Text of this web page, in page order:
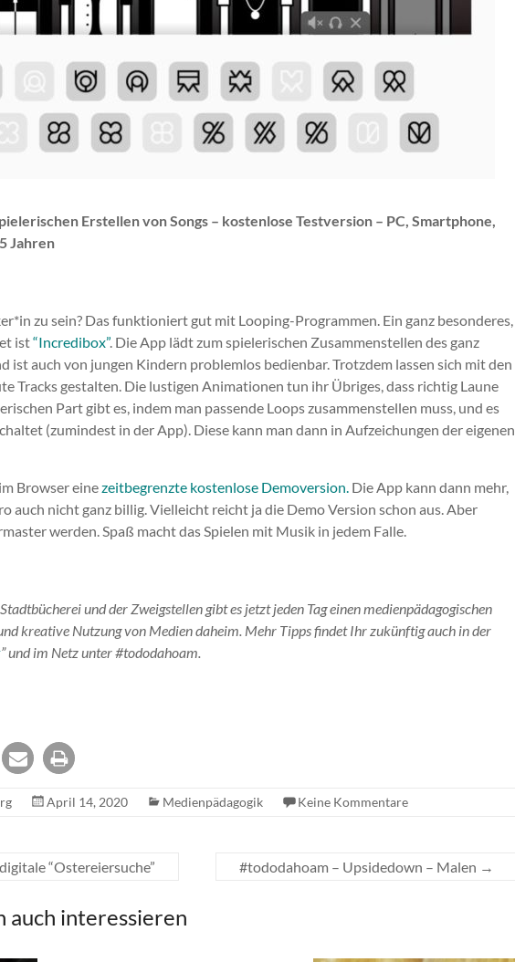
Erstellen von Songs – kostenlose Testversion – PC, Smartphone,
Jahren
zu sein? Das funktioniert gut mit Looping-Programmen. Ein ganz besonderes,
ist“Incredibox”. Die App lädt zum spielerischen Zusammenstellen des ganz
ist auch von jungen Kindern problemlos bedienbar. Trotzdem lassen sich mit den
Tracks gestalten. Die lustigen Animationen tun ihr Übriges, dass richtig Laune
Part gibt es, indem man passende Loops zusammenstellen muss, und es
(zumindest in der App). Diese kann man dann in Aufzeichungen der eigenen
Browser einezeitbegrenzte kostenlose Demoversion. Die App kann dann mehr,
auch nicht ganz billig. Vielleicht reicht ja die Demo Version schon aus. Aber
werden. Spaß macht das Spielen mit Musik in jedem Falle.
und der Zweigstellen gibt es jetzt jeden Tag einen medienpädagogischen
kreative Nutzung von Medien daheim. Mehr Tipps findet Ihr zukünftig auch in der
” und im Netz unter #tododahoam.
April 14, 2020 Medienpädagogik Keine Kommentare
“Ostereiersuche” #tododahoam – Upsidedown – Malen →
auch interessieren